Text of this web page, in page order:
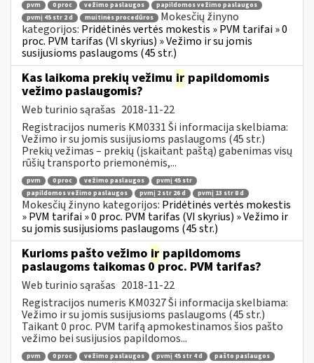
pvm 0 proc vežimo paslaugos
papildomos vežimo paslaugos
pvmį 45 str 2 d
muitinės procedūros
Mokesčių žinyno
kategorijos: Pridėtinės vertės mokestis » PVM tarifai » 0
proc. PVM tarifas (VI skyrius) » Vežimo ir su jomis
susijusioms paslaugoms (45 str.)
Kas laikoma prekių vežimu ir papildomomis
vežimo paslaugomis?
Web turinio sąrašas 2018-11-22
Registracijos numeris KM0331 Ši informacija skelbiama:
Vežimo ir su jomis susijusioms paslaugoms (45 str.)
Prekių vežimas – prekių (įskaitant paštą) gabenimas visų
rūšių transporto priemonėmis,...
pvm 0 proc vežimo paslaugos
pvmį 45 str
papildomos vežimo paslaugos
pvmį 2 str 26 d pvmį 13 str 8 d
Mokesčių žinyno kategorijos: Pridėtinės vertės mokestis
» PVM tarifai » 0 proc. PVM tarifas (VI skyrius) » Vežimo ir
su jomis susijusioms paslaugoms (45 str.)
Kurioms pašto vežimo ir papildomoms
paslaugoms taikomas 0 proc. PVM tarifas?
Web turinio sąrašas 2018-11-22
Registracijos numeris KM0327 Ši informacija skelbiama:
Vežimo ir su jomis susijusioms paslaugoms (45 str.)
Taikant 0 proc. PVM tarifą apmokestinamos šios pašto
vežimo bei susijusios papildomos...
pvm 0 proc vežimo paslaugos pvmį 45 str 4 d
pašto paslaugos